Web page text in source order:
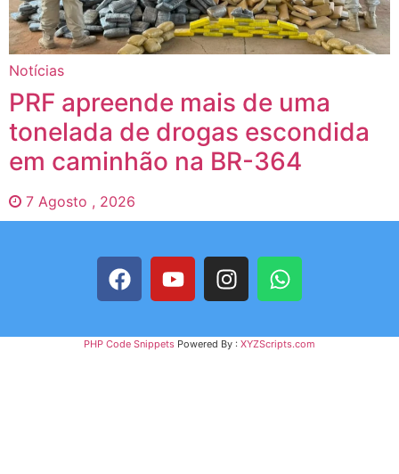
Notícias
PRF apreende mais de uma
tonelada de drogas escondida
em caminhão na BR-364
7 Agosto , 2026
PHP Code Snippets Powered By : XYZScripts.com